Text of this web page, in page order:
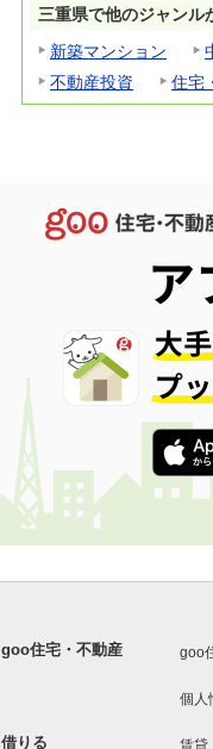
三重県で他のジャンル
新築マンション
不動産投資
住宅
goo住宅・不動産 goo
個人
借りる 賃貸